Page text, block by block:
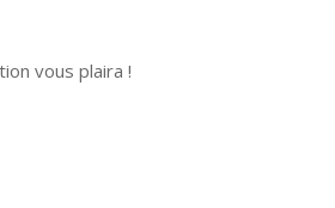
vous plaira !